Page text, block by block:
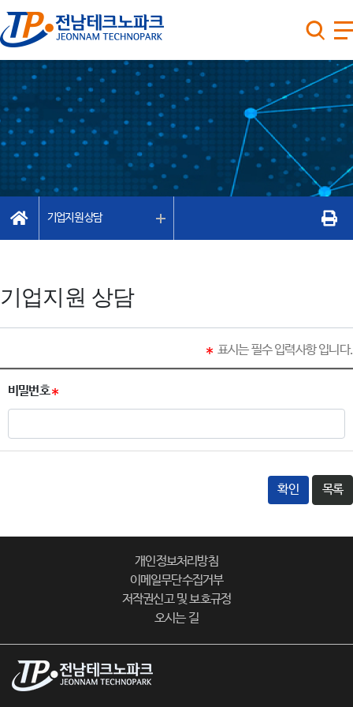
기업지원 상담
기업지원 상담
표시는 필수 입력사항 입니다.
비밀번호
확인 목록
개인정보처리방침
이메일무단수집거부
저작권신고 및 보호규정
오시는 길